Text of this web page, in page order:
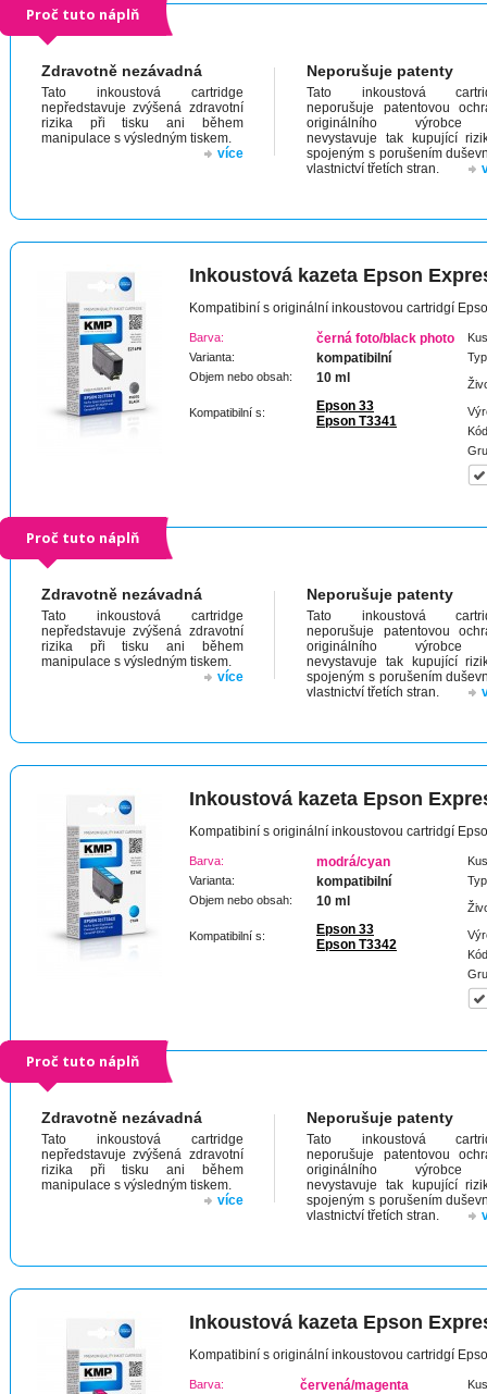
Proč tuto náplň
Zdravotně nezávadná
Tato inkoustová cartridge
nepředstavuje zvýšená zdravotní
rizika při tisku ani během
manipulace s výsledným tiskem.
více
Neporušuje patenty
Tato inkoustová
neporušuje patentovou
originálního
nevystavuje tak kupující
spojeným s porušením
vlastnictví třetích stran.
Inkoustová kazeta Epson
Kompatibiní s originální inkoustovou cartridgí
Barva: černá foto/black photo
Varianta: kompatibilní
Objem nebo obsah: 10 ml
Kompatibilní s:
Epson 33
Epson T3341
Proč tuto náplň
Zdravotně nezávadná
Tato inkoustová cartridge
nepředstavuje zvýšená zdravotní
rizika při tisku ani během
manipulace s výsledným tiskem.
více
Neporušuje patenty
Tato inkoustová
neporušuje patentovou
originálního
nevystavuje tak kupující
spojeným s porušením
vlastnictví třetích stran.
Inkoustová kazeta Epson
Kompatibiní s originální inkoustovou cartridgí
Barva: modrá/cyan
Varianta: kompatibilní
Objem nebo obsah: 10 ml
Kompatibilní s:
Epson 33
Epson T3342
Proč tuto náplň
Zdravotně nezávadná
Tato inkoustová cartridge
nepředstavuje zvýšená zdravotní
rizika při tisku ani během
manipulace s výsledným tiskem.
více
Neporušuje patenty
Tato inkoustová
neporušuje patentovou
originálního
nevystavuje tak kupující
spojeným s porušením
vlastnictví třetích stran.
Inkoustová kazeta Epson
Kompatibiní s originální inkoustovou cartridgí
Barva: červená/magenta